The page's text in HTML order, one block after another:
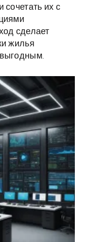
их с
сделает
жилья